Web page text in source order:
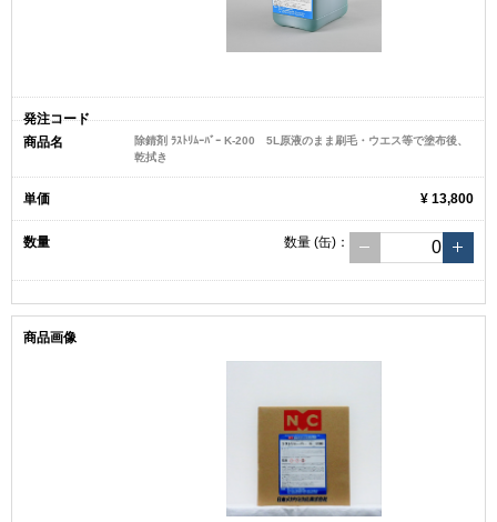
除錆剤 ﾗｽﾄﾘﾑｰﾊﾞｰ K-200 5L原液のまま刷毛・ウエス等で塗布後、
乾拭き
¥ 13,800
数量 (缶) ：